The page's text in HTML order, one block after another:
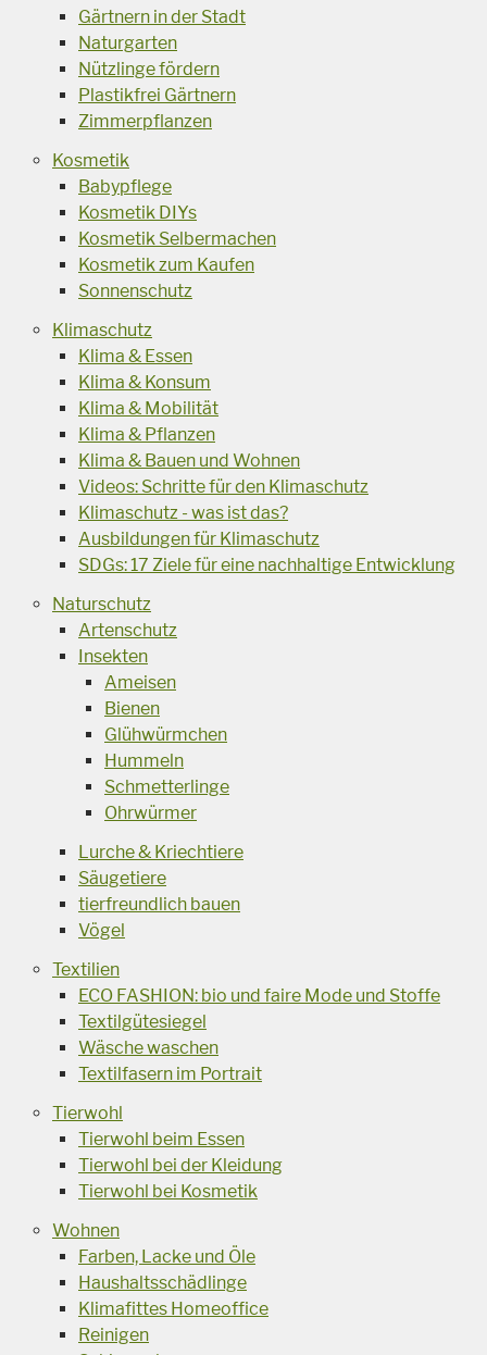
Gärtnern in der Stadt
Naturgarten
Nützlinge fördern
Plastikfrei Gärtnern
Zimmerpflanzen
Kosmetik
Babypflege
Kosmetik DIYs
Kosmetik Selbermachen
Kosmetik zum Kaufen
Sonnenschutz
Klimaschutz
Klima & Essen
Klima & Konsum
Klima & Mobilität
Klima & Pflanzen
Klima & Bauen und Wohnen
Videos: Schritte für den Klimaschutz
Klimaschutz - was ist das?
Ausbildungen für Klimaschutz
SDGs: 17 Ziele für eine nachhaltige Entwicklung
Naturschutz
Artenschutz
Insekten
Ameisen
Bienen
Glühwürmchen
Hummeln
Schmetterlinge
Ohrwürmer
Lurche & Kriechtiere
Säugetiere
tierfreundlich bauen
Vögel
Textilien
ECO FASHION: bio und faire Mode und Stoffe
Textilgütesiegel
Wäsche waschen
Textilfasern im Portrait
Tierwohl
Tierwohl beim Essen
Tierwohl bei der Kleidung
Tierwohl bei Kosmetik
Wohnen
Farben, Lacke und Öle
Haushaltsschädlinge
Klimafittes Homeoffice
Reinigen